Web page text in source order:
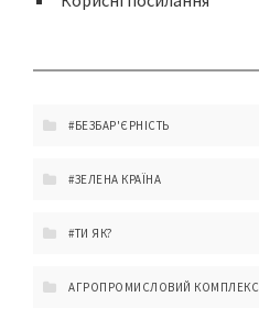
#БЕЗБАР'ЄРНІСТЬ
#ЗЕЛЕНА КРАЇНА
#ТИ ЯК?
АГРОПРОМИСЛОВИЙ КОМПЛЕКС